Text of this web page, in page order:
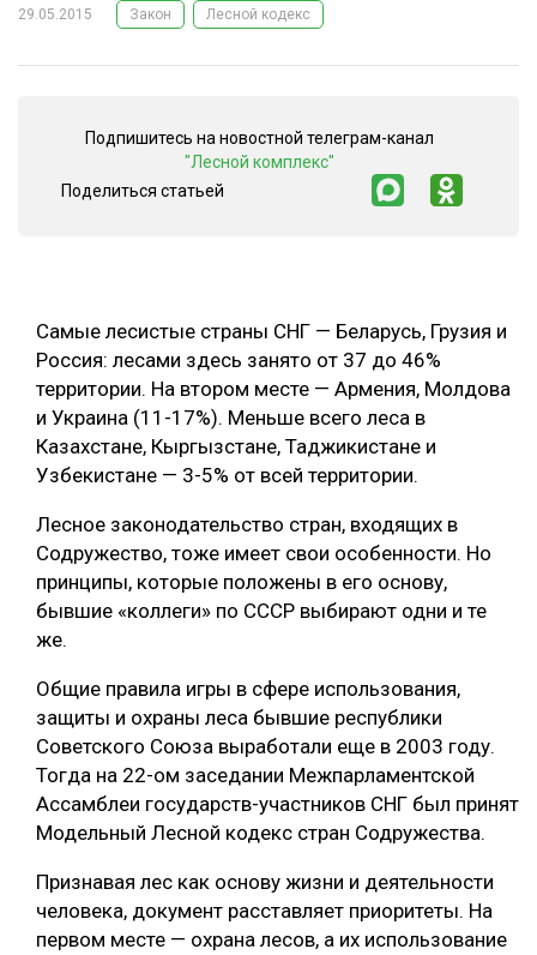
ЛОГИСТИКА
КОМПЛЕКСНАЯ ПЕРЕРАБОТКА
СОРТИРОВКА ДРЕВЕСИНЫ
СУШКА ДРЕВЕСИНЫ
МЕБЕЛЬНОЕ ПРОИЗВОДСТВО
29.05.2015 Закон Лесной кодекс
Самые лесистые страны СНГ — Беларусь, Грузия и
Россия: лесами здесь занято от 37 до 46%
территории. На втором месте — Армения, Молдова
и Украина (11-17%). Меньше всего леса в
Казахстане, Кыргызстане, Таджикистане и
Узбекистане — 3-5% от всей территории.
Лесное законодательство стран, входящих в
Содружество, тоже имеет свои особенности. Но
принципы, которые положены в его основу,
бывшие «коллеги» по СССР выбирают одни и те
же.
Общие правила игры в сфере использования,
защиты и охраны леса бывшие республики
Советского Союза выработали еще в 2003 году.
Тогда на 22-ом заседании Межпарламентской
Ассамблеи государств-участников СНГ был принят
Модельный Лесной кодекс стран Содружества.
Признавая лес как основу жизни и деятельности
человека, документ расставляет приоритеты. На
первом месте — охрана лесов, а их использование
Подпишитесь на новостной телеграм-канал
"Лесной комплекс"
Поделиться статьей